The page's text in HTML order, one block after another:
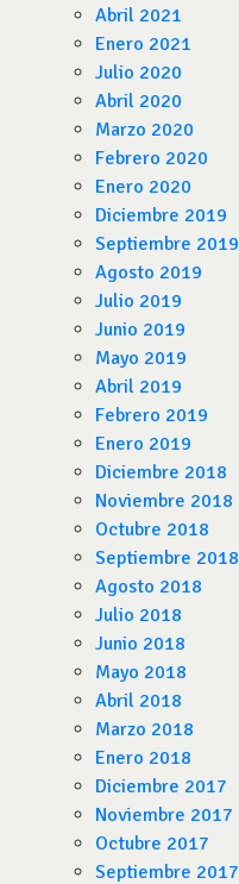
Abril 2021
Enero 2021
Julio 2020
Abril 2020
Marzo 2020
Febrero 2020
Enero 2020
Diciembre 2019
Septiembre 2019
Agosto 2019
Julio 2019
Junio 2019
Mayo 2019
Abril 2019
Febrero 2019
Enero 2019
Diciembre 2018
Noviembre 2018
Octubre 2018
Septiembre 2018
Agosto 2018
Julio 2018
Junio 2018
Mayo 2018
Abril 2018
Marzo 2018
Enero 2018
Diciembre 2017
Noviembre 2017
Octubre 2017
Septiembre 2017